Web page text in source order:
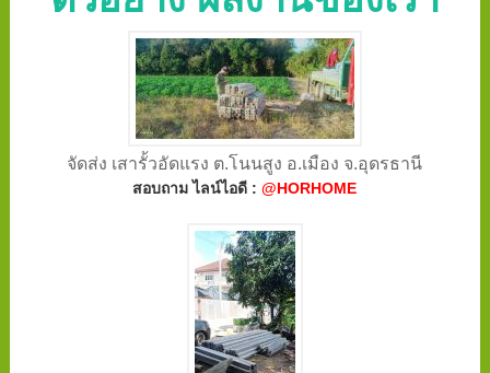
จัดส่ง เสารั้วอัดแรง ต.โนนสูง อ.เมือง จ.อุดรธานี
สอบถาม ไลน์ไอดี :@HORHOME